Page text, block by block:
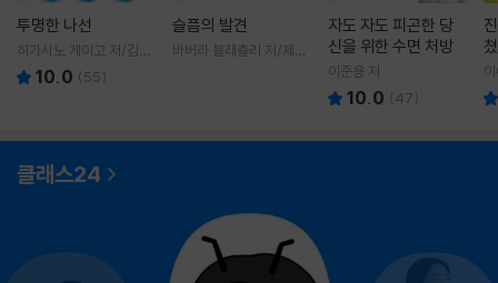
투명한 나선
히가시노 게이고 저/김선
영 역10.0 (55)
슬픔의 발견
바버라 블래츨리 저/제효
자도 자도 피곤한 당
신을 위한 수면 처방
이준용 저
10.0 (47)
클래스24